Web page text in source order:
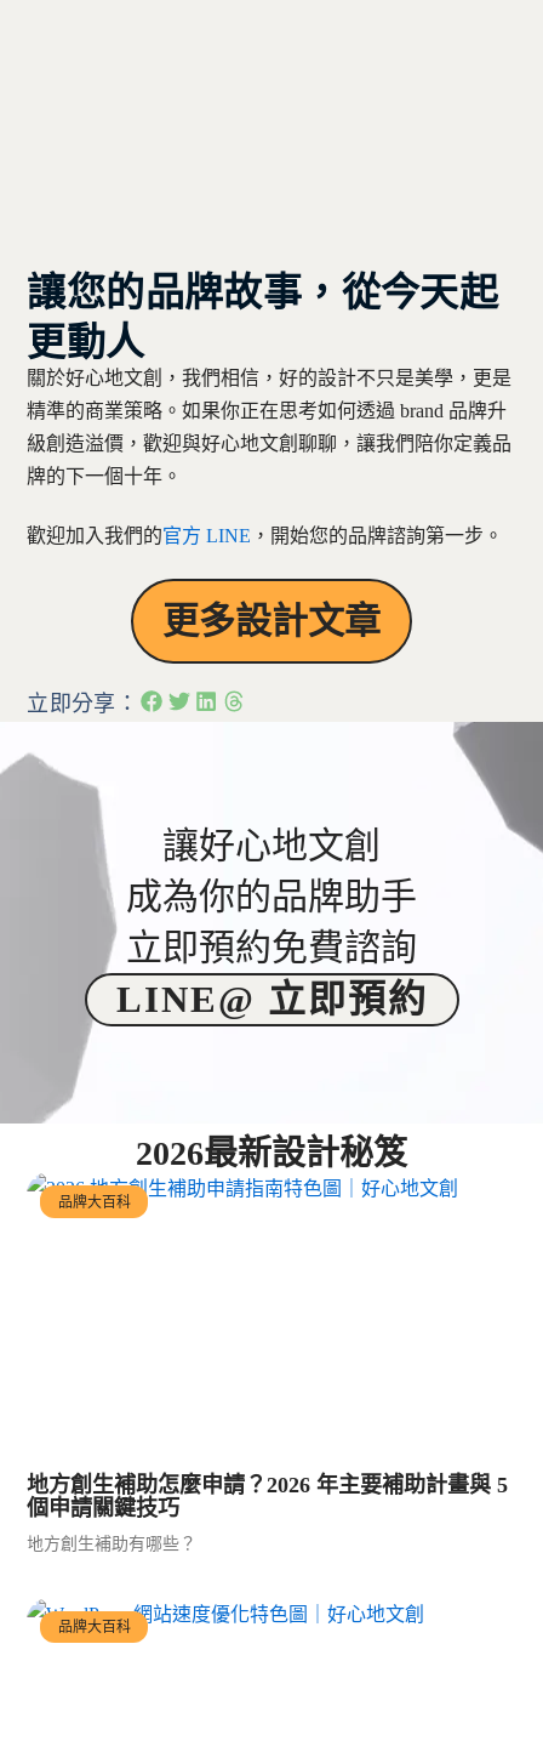
讓您的品牌故事，從今天起
更動人
關於好心地文創，我們相信，好的設計不只是美學，更是
精準的商業策略。如果你正在思考如何透過 brand 品牌升
級創造溢價，歡迎與好心地文創聊聊，讓我們陪你定義品
牌的下一個十年。
歡迎加入我們的官方 LINE ，開始您的品牌諮詢第一步。
更多設計文章
立即分享：
讓好心地文創
成為你的品牌助手
立即預約免費諮詢
LINE@ 立即預約
2026最新設計秘笈
品牌大百科
地方創生補助怎麼申請？2026 年主要補助計畫與 5
個申請關鍵技巧
地方創生補助有哪些？
品牌大百科